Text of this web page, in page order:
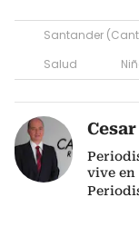
Santander
Salud
vive en